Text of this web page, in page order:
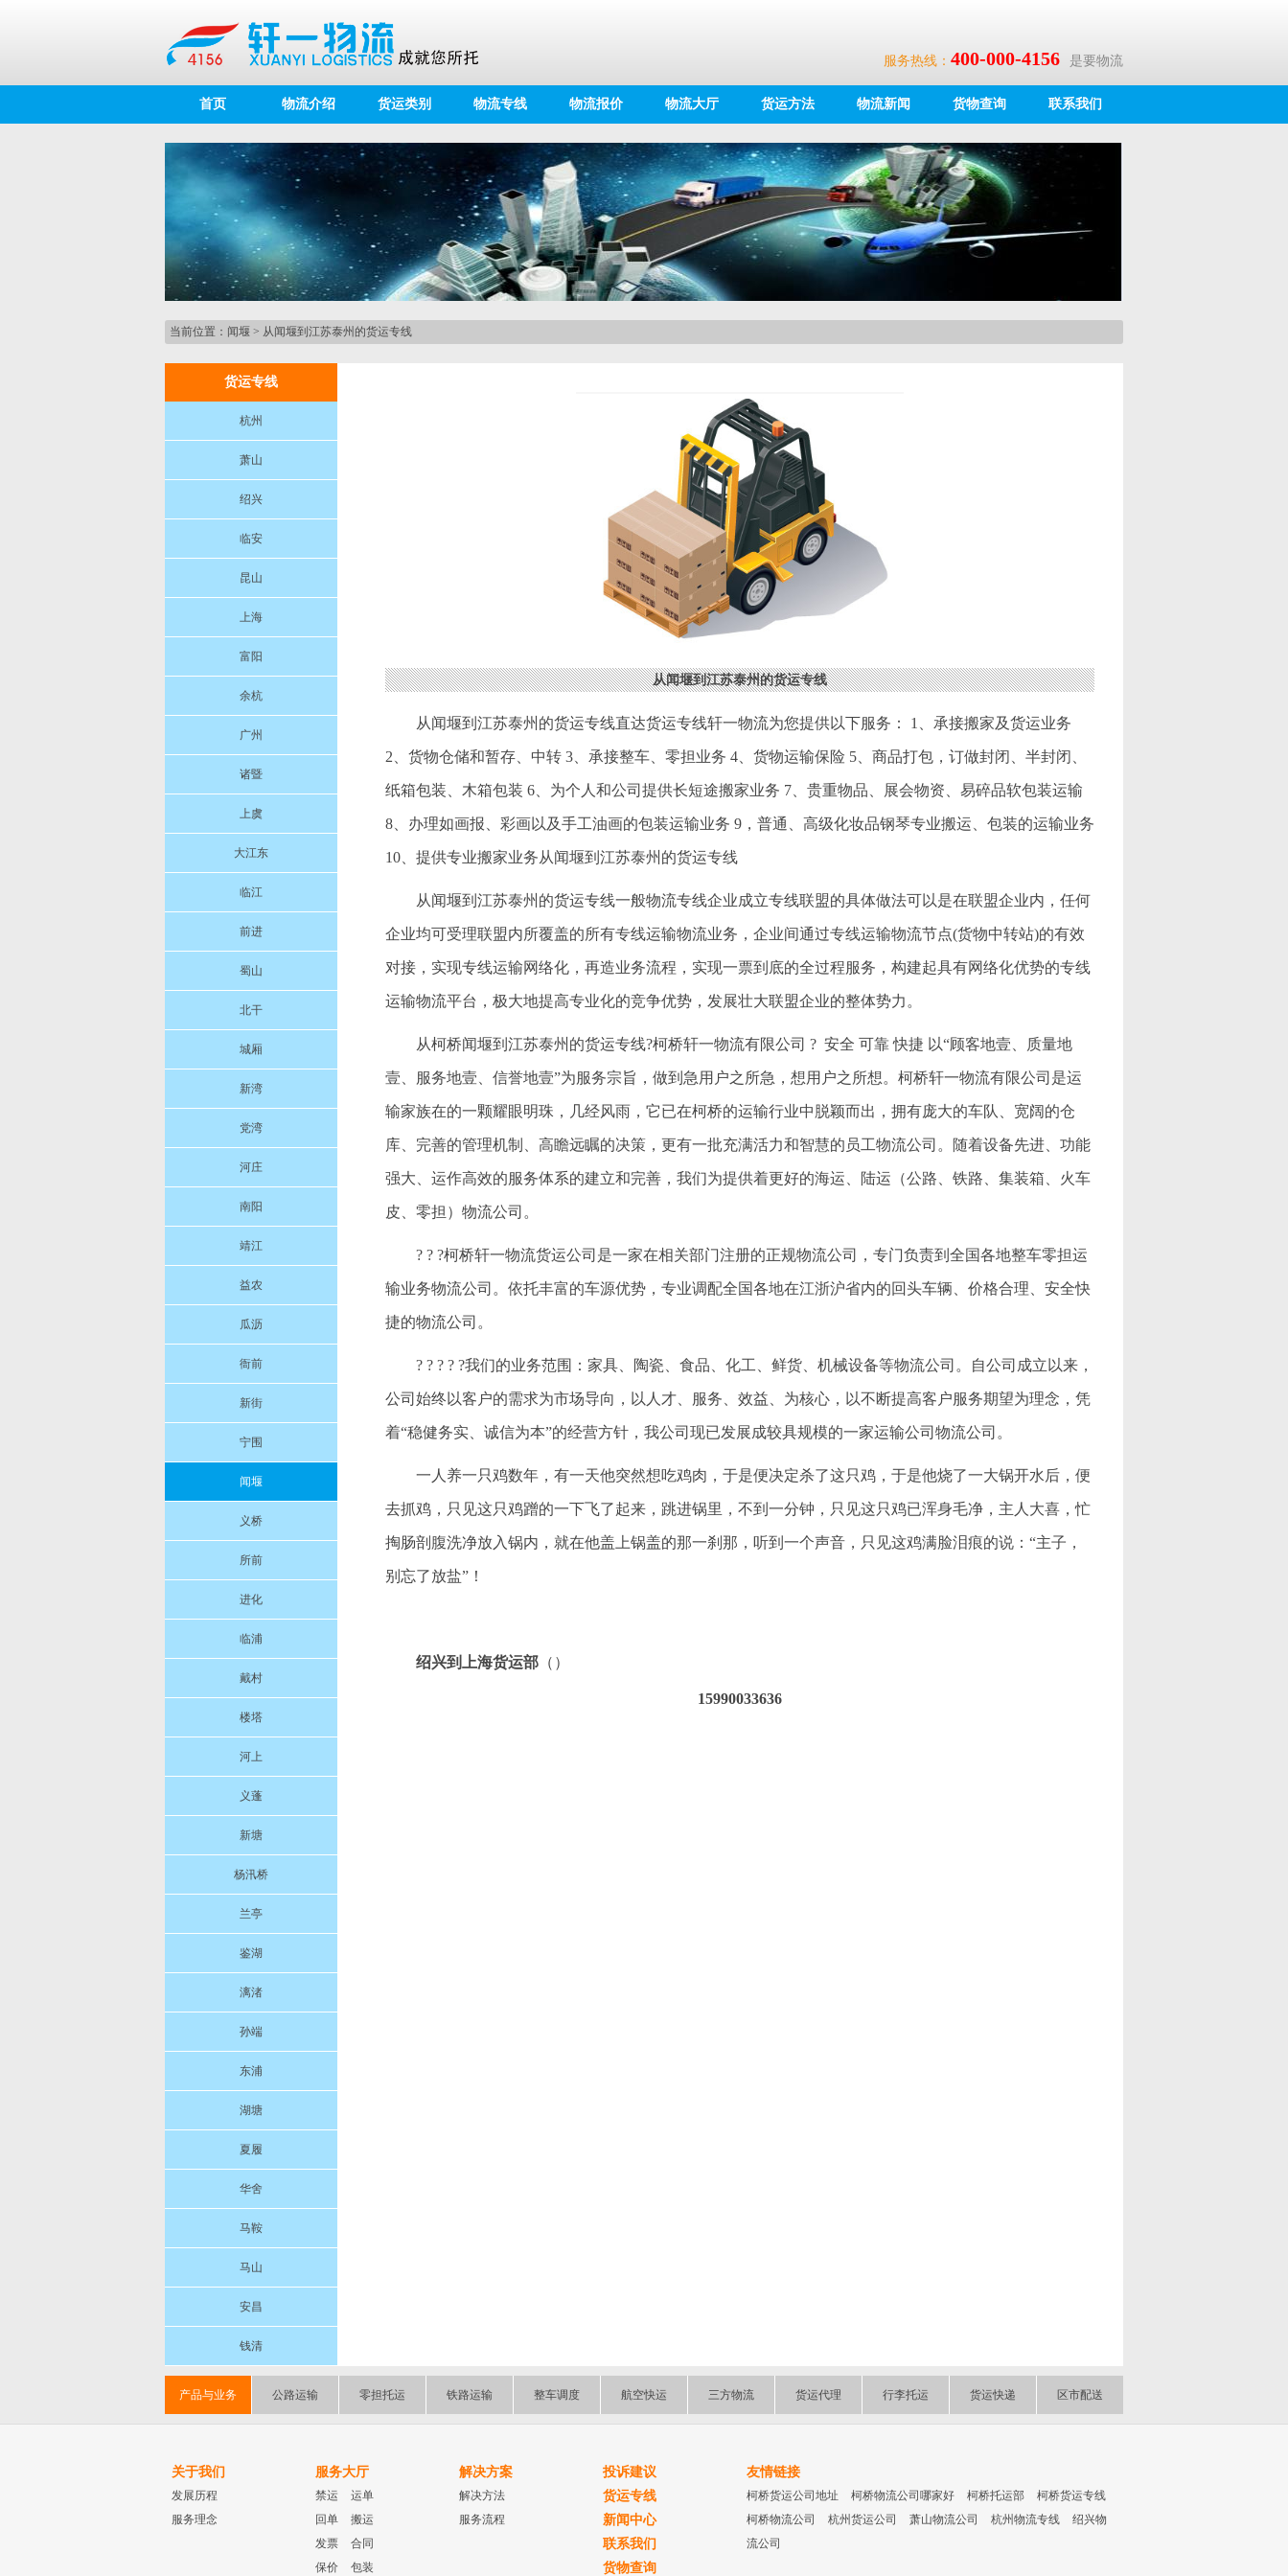
服务热线： 400-000-4156 是要物流
首页 物流介绍 货运类别 物流专线 物流报价 物流大厅 货运方法 物流新闻 货物查询 联系我们
当前位置： 闻堰 > 从闻堰到江苏泰州的货运专线
货运专线
杭州
萧山
绍兴
临安
昆山
上海
富阳
余杭
广州
诸暨
上虞
大江东
临江
前进
蜀山
北干
城厢
新湾
党湾
河庄
南阳
靖江
益农
瓜沥
衙前
新街
宁围
闻堰
义桥
所前
进化
临浦
戴村
楼塔
河上
义蓬
新塘
杨汛桥
兰亭
鉴湖
漓渚
孙端
东浦
湖塘
夏履
华舍
马鞍
马山
安昌
钱清
从闻堰到江苏泰州的货运专线
从闻堰到江苏泰州的货运专线直达货运专线轩一物流为您提供以下服务： 1、承接搬家及货运业务
2、货物仓储和暂存、中转 3、承接整车、零担业务 4、货物运输保险 5、商品打包，订做封闭、半封闭、
纸箱包装、木箱包装 6、为个人和公司提供长短途搬家业务 7、贵重物品、展会物资、易碎品软包装运输
8、办理如画报、彩画以及手工油画的包装运输业务 9，普通、高级化妆品钢琴专业搬运、包装的运输业务
10、提供专业搬家业务从闻堰到江苏泰州的货运专线
从闻堰到江苏泰州的货运专线一般物流专线企业成立专线联盟的具体做法可以是在联盟企业内，任何
企业均可受理联盟内所覆盖的所有专线运输物流业务，企业间通过专线运输物流节点(货物中转站)的有效
对接，实现专线运输网络化，再造业务流程，实现一票到底的全过程服务，构建起具有网络化优势的专线
运输物流平台，极大地提高专业化的竞争优势，发展壮大联盟企业的整体势力。
从柯桥闻堰到江苏泰州的货运专线?柯桥轩一物流有限公司 ? 安全 可靠 快捷 以“顾客地壹、质量地
壹、服务地壹、信誉地壹”为服务宗旨，做到急用户之所急，想用户之所想。柯桥轩一物流有限公司是运
输家族在的一颗耀眼明珠，几经风雨，它已在柯桥的运输行业中脱颖而出，拥有庞大的车队、宽阔的仓
库、完善的管理机制、高瞻远瞩的决策，更有一批充满活力和智慧的员工物流公司。随着设备先进、功能
强大、运作高效的服务体系的建立和完善，我们为提供着更好的海运、陆运（公路、铁路、集装箱、火车
皮、零担）物流公司。
? ? ?柯桥轩一物流货运公司是一家在相关部门注册的正规物流公司，专门负责到全国各地整车零担运
输业务物流公司。依托丰富的车源优势，专业调配全国各地在江浙沪省内的回头车辆、价格合理、安全快
捷的物流公司。
? ? ? ? ?我们的业务范围：家具、陶瓷、食品、化工、鲜货、机械设备等物流公司。自公司成立以来，
公司始终以客户的需求为市场导向，以人才、服务、效益、为核心，以不断提高客户服务期望为理念，凭
着“稳健务实、诚信为本”的经营方针，我公司现已发展成较具规模的一家运输公司物流公司。
一人养一只鸡数年，有一天他突然想吃鸡肉，于是便决定杀了这只鸡，于是他烧了一大锅开水后，便
去抓鸡，只见这只鸡蹭的一下飞了起来，跳进锅里，不到一分钟，只见这只鸡已浑身毛净，主人大喜，忙
掏肠剖腹洗净放入锅内，就在他盖上锅盖的那一刹那，听到一个声音，只见这鸡满脸泪痕的说：“主子，
别忘了放盐”！
绍兴到上海货运部 （）
15990033636
产品与业务 公路运输 零担托运 铁路运输 整车调度 航空快运 三方物流 货运代理 行李托运 货运快递 区市配送
关于我们
发展历程
服务理念
服务大厅
禁运
运单
回单
搬运
发票
合同
保价
包装
解决方案
解决方法
服务流程
投诉建议
货运专线
新闻中心
联系我们
货物查询
友情链接
柯桥货运公司地址 柯桥物流公司哪家好 柯桥托运部
柯桥货运专线
柯桥物流公司
杭州货运公司 萧山物流公司 杭州物流专线
绍兴物
流公司